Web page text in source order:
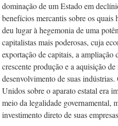
dominação de um Estado em
benefícios mercantis sobre os
deu lugar à hegemonia de uma
capitalistas mais poderosas, cuja
exportação de capitais, a ampliação
crescente produção e a aquisição
desenvolvimento de suas
Unidos sobre o aparato estatal era
meio da legalidade governamental,
investimento direto de suas